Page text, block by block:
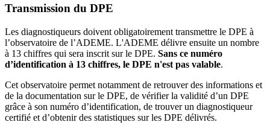
Transmission du DPE
Les diagnostiqueurs doivent obligatoirement transmettre le DPE à
l’observatoire de l’ADEME. L'ADEME délivre ensuite un nombre
à 13 chiffres qui sera inscrit sur le DPE. Sans ce numéro
d’identification à 13 chiffres, le DPE n'est pas valable.
Cet observatoire permet notamment de retrouver des informations et
de la documentation sur le DPE, de vérifier la validité d’un DPE
grâce à son numéro d’identification, de trouver un diagnostiqueur
certifié et d’obtenir des statistiques sur les DPE délivrés.